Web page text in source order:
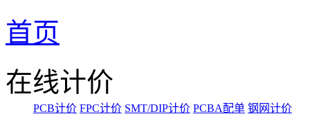
首页
在线计价
PCB计价 FPC计价 SMT/DIP计价 PCBA配单 钢网计价